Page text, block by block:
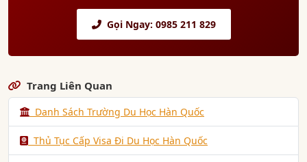
Gọi Ngay: 0985 211 829
Trang Liên Quan
Danh Sách Trường Du Học Hàn Quốc
Thủ Tục Cấp Visa Đi Du Học Hàn Quốc